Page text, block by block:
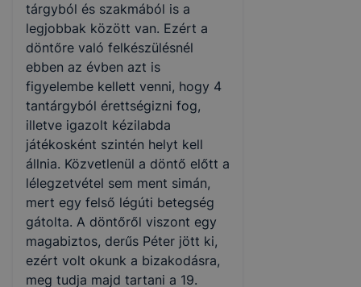
tárgyból és szakmából is a
legjobbak között van. Ezért a
döntőre való felkészülésnél
ebben az évben azt is
figyelembe kellett venni, hogy 4
tantárgyból érettségizni fog,
illetve igazolt kézilabda
játékosként szintén helyt kell
állnia. Közvetlenül a döntő előtt a
lélegzetvétel sem ment simán,
mert egy felső légúti betegség
gátolta. A döntőről viszont egy
magabiztos, derűs Péter jött ki,
ezért volt okunk a bizakodásra,
meg tudja majd tartani a 19.